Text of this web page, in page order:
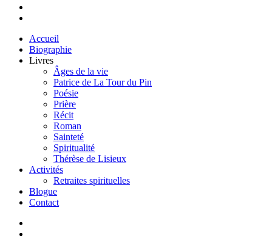
Accueil
Biographie
Livres
Âges de la vie
Patrice de La Tour du Pin
Poésie
Prière
Récit
Roman
Sainteté
Spiritualité
Thérèse de Lisieux
Activités
Retraites spirituelles
Blogue
Contact